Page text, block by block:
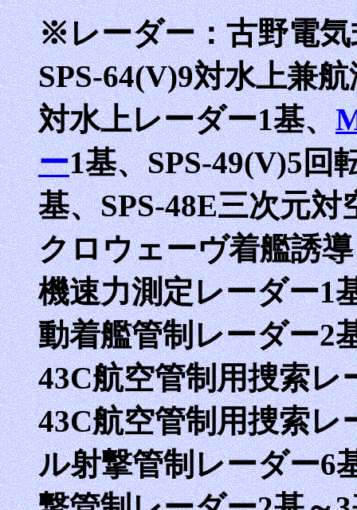
※レーダー：古野電気
SPS-64(V)9対水上兼
対水上レーダー1基、
ー1基、SPS-49(V)5回
基、SPS-48E三次元
クロウェーヴ着艦誘
機速力測定レーダー1
動着艦管制レーダー2
43C航空管制用捜索レ
43C航空管制用捜索
ル射撃管制レーダー6